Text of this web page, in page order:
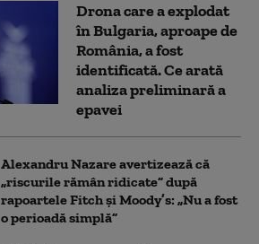
Drona care a explodat
în Bulgaria, aproape de
România, a fost
identificată. Ce arată
analiza preliminară a
epavei
Alexandru Nazare avertizează că
„riscurile rămân ridicate” după
rapoartele Fitch și Moody’s: „Nu a fost
o perioadă simplă”